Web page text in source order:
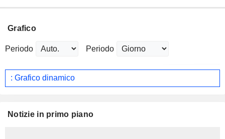
Grafico
Periodo Periodo
: Grafico dinamico
Notizie in primo piano